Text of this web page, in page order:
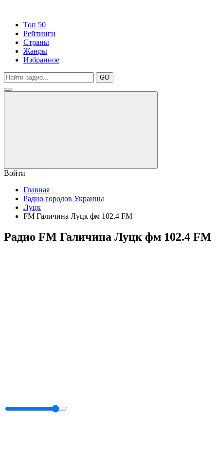
Топ 50
Рейтинги
Страны
Жанры
Избранное
GO
Войти
Главная
Радио городов Украины
Луцк
FM Галичина Луцк фм 102.4 FM
Радио FM Галичина Луцк фм 102.4 FM